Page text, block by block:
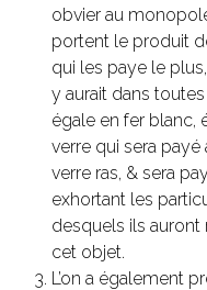
obvier au
portent le produit
qui les paye le
y aurait dans
égale en fer blanc,
verre qui sera
verre ras, & sera
exhortant les
desquels ils auront
cet objet.
L’on a également